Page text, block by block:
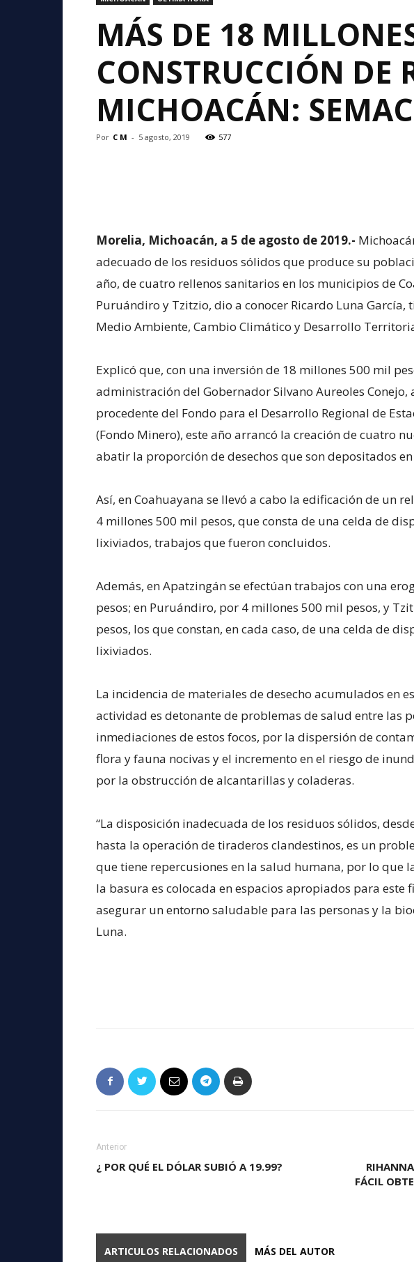
MÁS DE 18
CONSTRUCCIÓN DE
MICHOACÁN:
Por C M - 5 agosto, 2019 577
Morelia, Michoacán, a 5 de agosto de 2019.-
adecuado de los residuos sólidos que produce su
año, de cuatro rellenos sanitarios en los municipios de
Puruándiro y Tzitzio, dio a conocer Ricardo Luna García,
Medio Ambiente, Cambio Climático y Desarrollo
Explicó que, con una inversión de 18 millones 500 mil
administración del Gobernador Silvano Aureoles Conejo,
procedente del Fondo para el Desarrollo Regional de
(Fondo Minero), este año arrancó la creación de cuatro
abatir la proporción de desechos que son depositados
Así, en Coahuayana se llevó a cabo la edificación de un
4 millones 500 mil pesos, que consta de una celda de
lixiviados, trabajos que fueron concluidos.
Además, en Apatzingán se efectúan trabajos con una
pesos; en Puruándiro, por 4 millones 500 mil pesos, y
pesos, los que constan, en cada caso, de una celda de
lixiviados.
La incidencia de materiales de desecho acumulados en
actividad es detonante de problemas de salud entre las
inmediaciones de estos focos, por la dispersión de
flora y fauna nocivas y el incremento en el riesgo de
por la obstrucción de alcantarillas y coladeras.
“La disposición inadecuada de los residuos sólidos,
hasta la operación de tiraderos clandestinos, es un
que tiene repercusiones en la salud humana, por lo que
la basura es colocada en espacios apropiados para este
asegurar un entorno saludable para las personas y la
Luna.
Anterior
¿ POR QUÉ EL DÓLAR SUBIÓ A 19.99?
FÁCIL
ARTICULOS RELACIONADOS MÁS DEL AUTOR